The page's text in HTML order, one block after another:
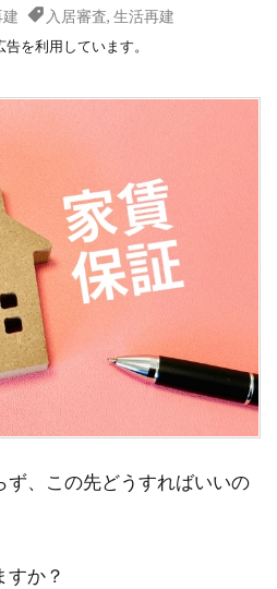
入居審査, 生活再建
を利用しています。
ず、この先どうすればいいの
すか？